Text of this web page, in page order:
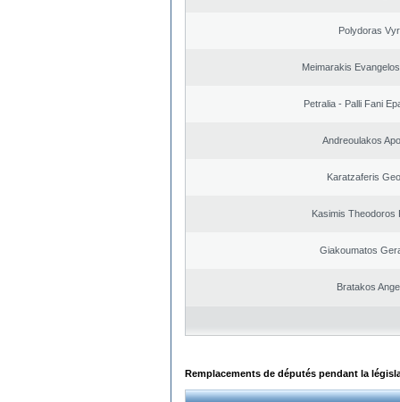
Polydoras
Meimarakis
Petralia - Palli Fani
Andreoulakos
Karatzaferis
Kasimis Theodoros
Giakoumatos
Bratakos
Remplacements de députés pendant la